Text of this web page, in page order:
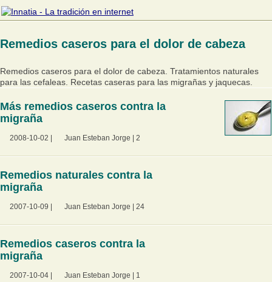
Remedios caseros para el dolor de cabeza
Remedios caseros para el dolor de cabeza. Tratamientos naturales
para las cefaleas. Recetas caseras para las migrañas y jaquecas.
Más remedios caseros contra la
migraña
2008-10-02 Juan Esteban Jorge 2
Remedios naturales contra la
migraña
2007-10-09 Juan Esteban Jorge 24
Remedios caseros contra la
migraña
2007-10-04 Juan Esteban Jorge 1